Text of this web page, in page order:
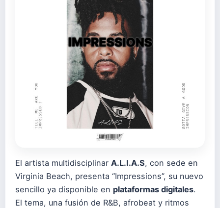
El artista multidisciplinar A.L.I.A.S, con sede en
Virginia Beach, presenta “Impressions”, su nuevo
sencillo ya disponible en plataformas digitales.
El tema, una fusión de R&B, afrobeat y ritmos